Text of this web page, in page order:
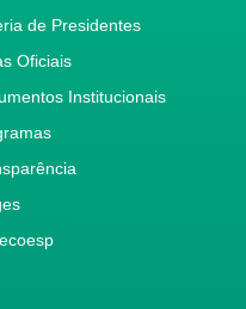
de Presidentes
Oficiais
Institucionais